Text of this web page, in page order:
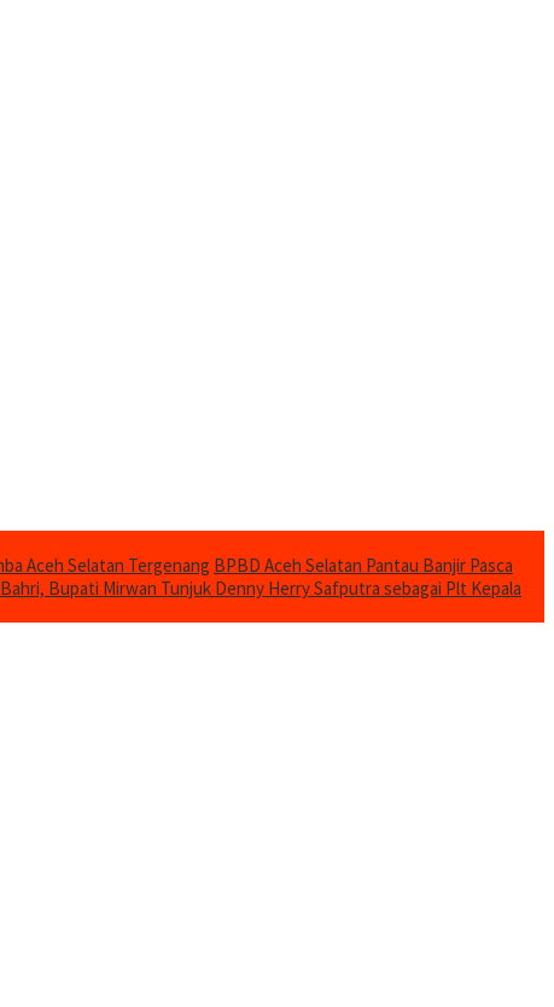
Aceh Selatan Tergenang BPBD Aceh Selatan Pantau Banjir Pasca
Bupati Mirwan Tunjuk Denny Herry Safputra sebagai Plt Kepala